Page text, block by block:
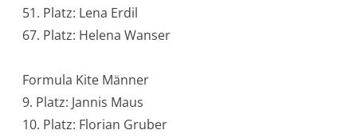
51. Platz: Lena Erdil
67. Platz: Helena Wanser
Formula Kite Männer
9. Platz: Jannis Maus
10. Platz: Florian Gruber